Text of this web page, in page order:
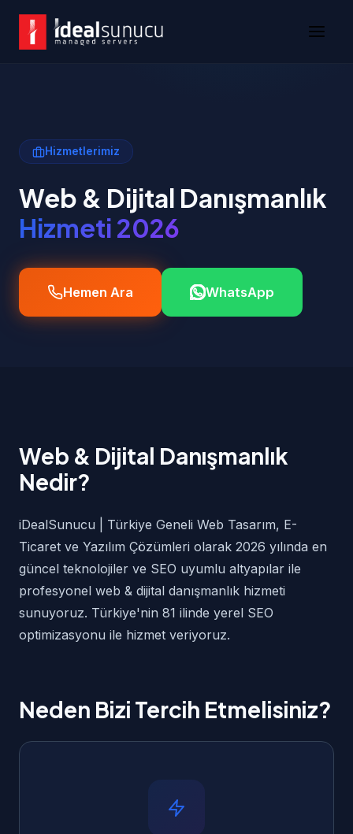
Hizmetlerimiz
Web & Dijital Danışmanlık
Hizmeti 2026
Hemen Ara WhatsApp
Web & Dijital Danışmanlık
Nedir?
iDealSunucu | Türkiye Geneli Web Tasarım, E-
Ticaret ve Yazılım Çözümleri olarak 2026 yılında en
güncel teknolojiler ve SEO uyumlu altyapılar ile
profesyonel web & dijital danışmanlık hizmeti
sunuyoruz. Türkiye'nin 81 ilinde yerel SEO
optimizasyonu ile hizmet veriyoruz.
Neden Bizi Tercih Etmelisiniz?